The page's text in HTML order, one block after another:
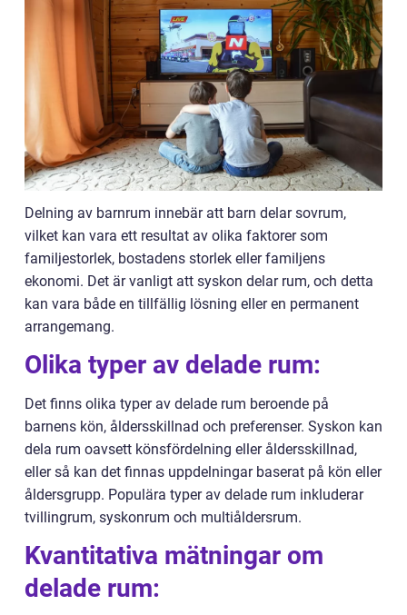
Delning av barnrum innebär att barn delar sovrum,
vilket kan vara ett resultat av olika faktorer som
familjestorlek, bostadens storlek eller familjens
ekonomi. Det är vanligt att syskon delar rum, och detta
kan vara både en tillfällig lösning eller en permanent
arrangemang.
Olika typer av delade rum:
Det finns olika typer av delade rum beroende på
barnens kön, åldersskillnad och preferenser. Syskon kan
dela rum oavsett könsfördelning eller åldersskillnad,
eller så kan det finnas uppdelningar baserat på kön eller
åldersgrupp. Populära typer av delade rum inkluderar
tvillingrum, syskonrum och multiåldersrum.
Kvantitativa mätningar om
delade rum: